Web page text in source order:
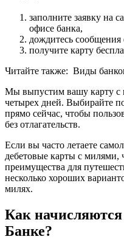
заполните заявку на
офисе банка,
дождитесь сообщения
получите карту
Читайте также: Виды
Мы выпустим вашу карту с
четырех дней. Выбирайте
прямо сейчас, чтобы
без отлагательств.
Если вы часто летаете
дебетовые карты с милями,
преимущества для
несколько хороших
милях.
Как
Банке?